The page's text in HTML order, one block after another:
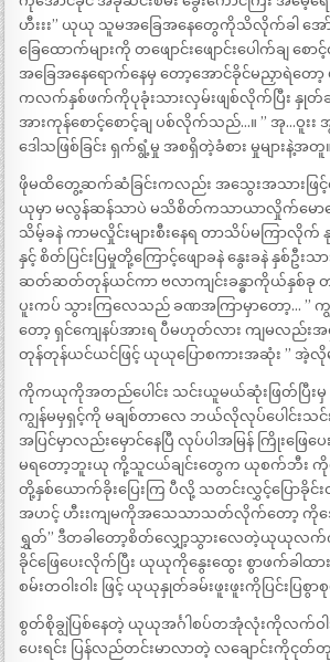
ဟီးးး” ယုယု သူမအခြေအနေတွေကိုသိလိုက်ခါ အော်
ခြေထောက်များကို တဖျောင်းဖျောင်းပေါက်ချ စ
အခြေအနေရောက်နေမှ တော့အောင်ခိုင်မညှာရဲတ
ကလက်နှစ်ဖက်ကိုပုခုံးသားလှမ်းဖျစ်လိုက်ပြီး နှုတ်ခမ်
အားကုန်စောင့်စောင့်ချ ပစ်လိုက်သည်…။ ” အု…ဝူးး အွ
ဒေါသဖြစ်ခြင်း ရှက်ရွံ့မှု အစရှိတဲ့ခံစား မှုများနဲ့အတူ။
ဖိုမထိတွေ့ဆက်ဆံခြင်းကလည်း အသွေးအသားဖ
ယုမှာ မလွန်ဆန်သာပဲ မသိစိတ်ကသာယာလှိုက်မောနေ
သိမ့်ခနဲ ကာမလှိုင်းများစီးနေရ တာသိပ်မကြာ
နှင့် စိတ်ပြင်းပြမှုတို့ကြောင့်ဖျောခနဲ နွေးခနဲ နှစ်ဦး
ဆတ်ဆတ်တုန်ယင်ကာ ဗလာကျင်းခန္ဓာကိုယ်နှစ်ခု တ
ပူးကပ် သွားကြလေသည် ခဏအကြာမှာတော့… ” ကျွန်
တော့ ရှင်ကျေနပ်အားရ ပီမဟုတ်လား ကျမလည်းအရှ
တုန်တုန်ယင်ယင်ဖြင့် ယုယုပြောစကားအဆုံး ” အဲ့လိုမ
ကိုကယုကိုအတည်ပေါင်း သင်းယူမယ်ဆုံးဖြတ်ပြီးမှ
ကျွန်မမှရှင့်ကို မချစ်တာလေ ဘယ်လိုလုပ်ပေါင်းသ
အပြင်မှာလည်းမှောင်နေပြီ လုပ်ပါအမြန် ကြိုးဖြေပေး
မရတော့ဘူးယု ကို့သူငယ်ချင်းတွေက ယုစက်ဘီး ကို
တို့နှစ်ယောက်ခိုးပြေးကြ ပီလို့ သတင်းလွှင့်ပြောခိုင်းထာ
အဟင့် ဟီးးကျမကိုအသေသာသတ်လိုက်တော့ ကိုအေ
ရွှတ်” ဒီတခါတော့စိတ်လျှော့သွားလေတဲ့ယုယုလက်က
ခိုင်ဖြေပေးလိုက်ပြီး ယုယုကိုနွေးထွေး စွာဖက်ခါ
စမ်းတဝါးဝါး ဖြင့် ယုယုနှုတ်ခမ်းဖူးဖူးကိုပြင်းပြ
စွတ်စိုချွဲပြစ်နေတဲ့ ယုယုအင်္ဂါစပ်တအုံလုံးကိုလက်ဝါး
ပေးရင်း ပြန်လည်တင်းမာလာတဲ့ လချောင်းကိုငု